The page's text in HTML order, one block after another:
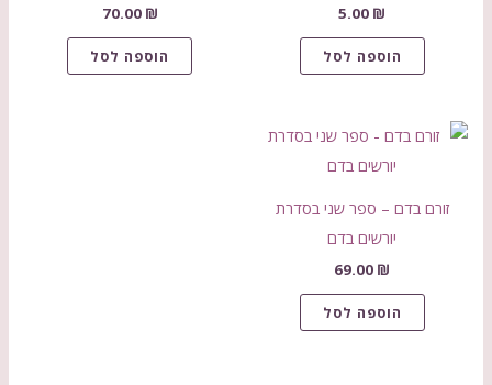
5.00 ₪
הוספה לסל
70.00 ₪
הוספה לסל
זורם בדם – ספר שני בסדרת
יורשים בדם
69.00 ₪
הוספה לסל